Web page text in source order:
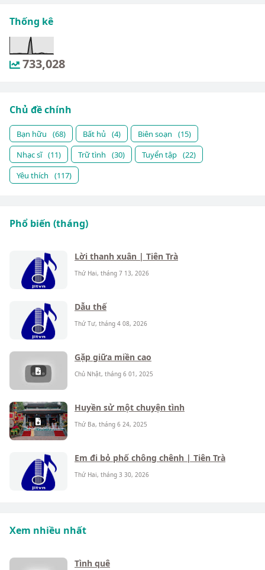
Thống kê
733,028
Chủ đề chính
Bạn hữu (68) Bất hủ (4) Biên soạn
(15)
Nhạc sĩ (11) Trữ tình (30) Tuyển tập (22)
Yêu thích
(117)
Phổ biến (tháng)
Lời thanh xuân | Tiên Trà
Thứ Hai, tháng 7 13, 2026
Dẫu thế
Thứ Tư, tháng 4 08, 2026
Gặp giữa miền cao
Chủ Nhật, tháng 6 01, 2025
Huyền sử một chuyện tình
Thứ Ba, tháng 6 24, 2025
Em đi bỏ phố chông chênh | Tiên Trà
Thứ Hai, tháng 3 30, 2026
Xem nhiều nhất
Tình quê